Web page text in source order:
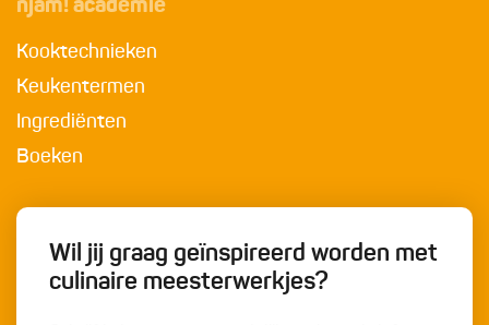
njam! academie
Kooktechnieken
Keukentermen
Ingrediënten
Boeken
Wil jij graag geïnspireerd worden met
culinaire meesterwerkjes?